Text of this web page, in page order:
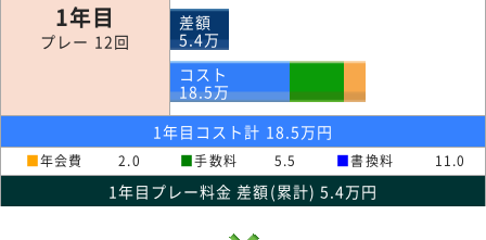
1年目
プレー 12回
差額
5.4万
コスト
18.5万
1年目コスト計 18.5万円
■年会費 2.0 ■手数料 5.5 ■書換料 11.0
1年目プレー料金 差額(累計) 5.4万円